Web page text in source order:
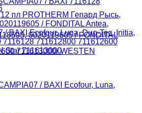
пл PROTHERM Гепард Рысь,
/ FONDITAL Antea,
/ BAXI Ecofour, Luna, Duo-Tec, Initia,
7116128 711612800 711612600
Star 711613000